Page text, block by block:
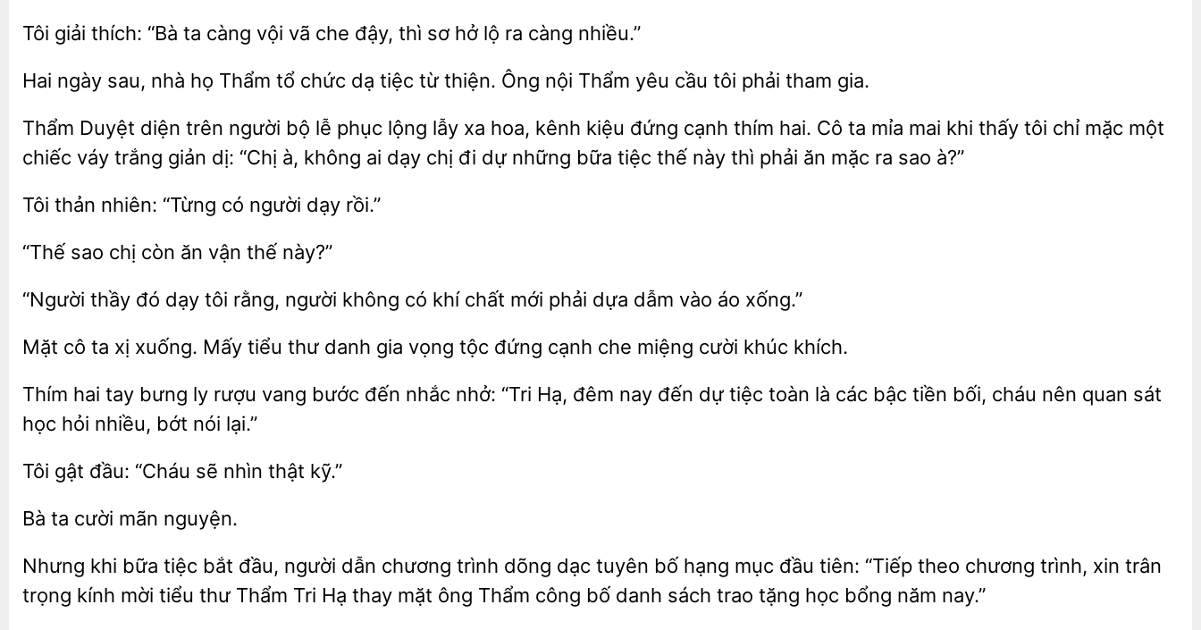
Tôi giải thích: “Bà ta càng vội vã che sơ hở lộ ra nhiều.”
Hai ngày sau, họ Thẩm tổ dạ tiệc từ thiện. Ông nội Thẩm yêu cầu tôi tham gia.
Thẩm Duyệt diện trên người bộ lễ phục lộng lẫy xa hoa, kênh kiệu đứng cạnh thím hai. Cô ta mỉa mai khi thấy
chỉ mặc một
chiếc váy trắng giản dị: “Chị à, không ai dạy chị đi dự những bữa tiệc thế này thì
ăn mặc ra à?”
thản “Từng có người dạy
“Thế sao chị còn thế
“Người thầy dạy tôi người không có khí chất mới phải dẫm vào áo xống.”
Mặt cô ta xị Mấy thư danh gia vọng tộc đứng cạnh che cười khúc khích.
Thím hai tay bưng ly rượu vang bước đến nhắc nhở: “Tri Hạ, đêm đến dự tiệc toàn là các bậc tiền bối, cháu
sát
học hỏi nhiều, bớt nói lại.”
Tôi “Cháu sẽ thật kỹ.”
mãn nguyện.
Nhưng khi bữa tiệc bắt đầu, người dẫn chương trình dõng dạc tuyên bố hạng mục
tiên: “Tiếp theo chương trình, xin
trọng kính mời tiểu thư Thẩm Tri Hạ thay mặt ông Thẩm
bố danh sách trao tặng học bổng năm nay.”